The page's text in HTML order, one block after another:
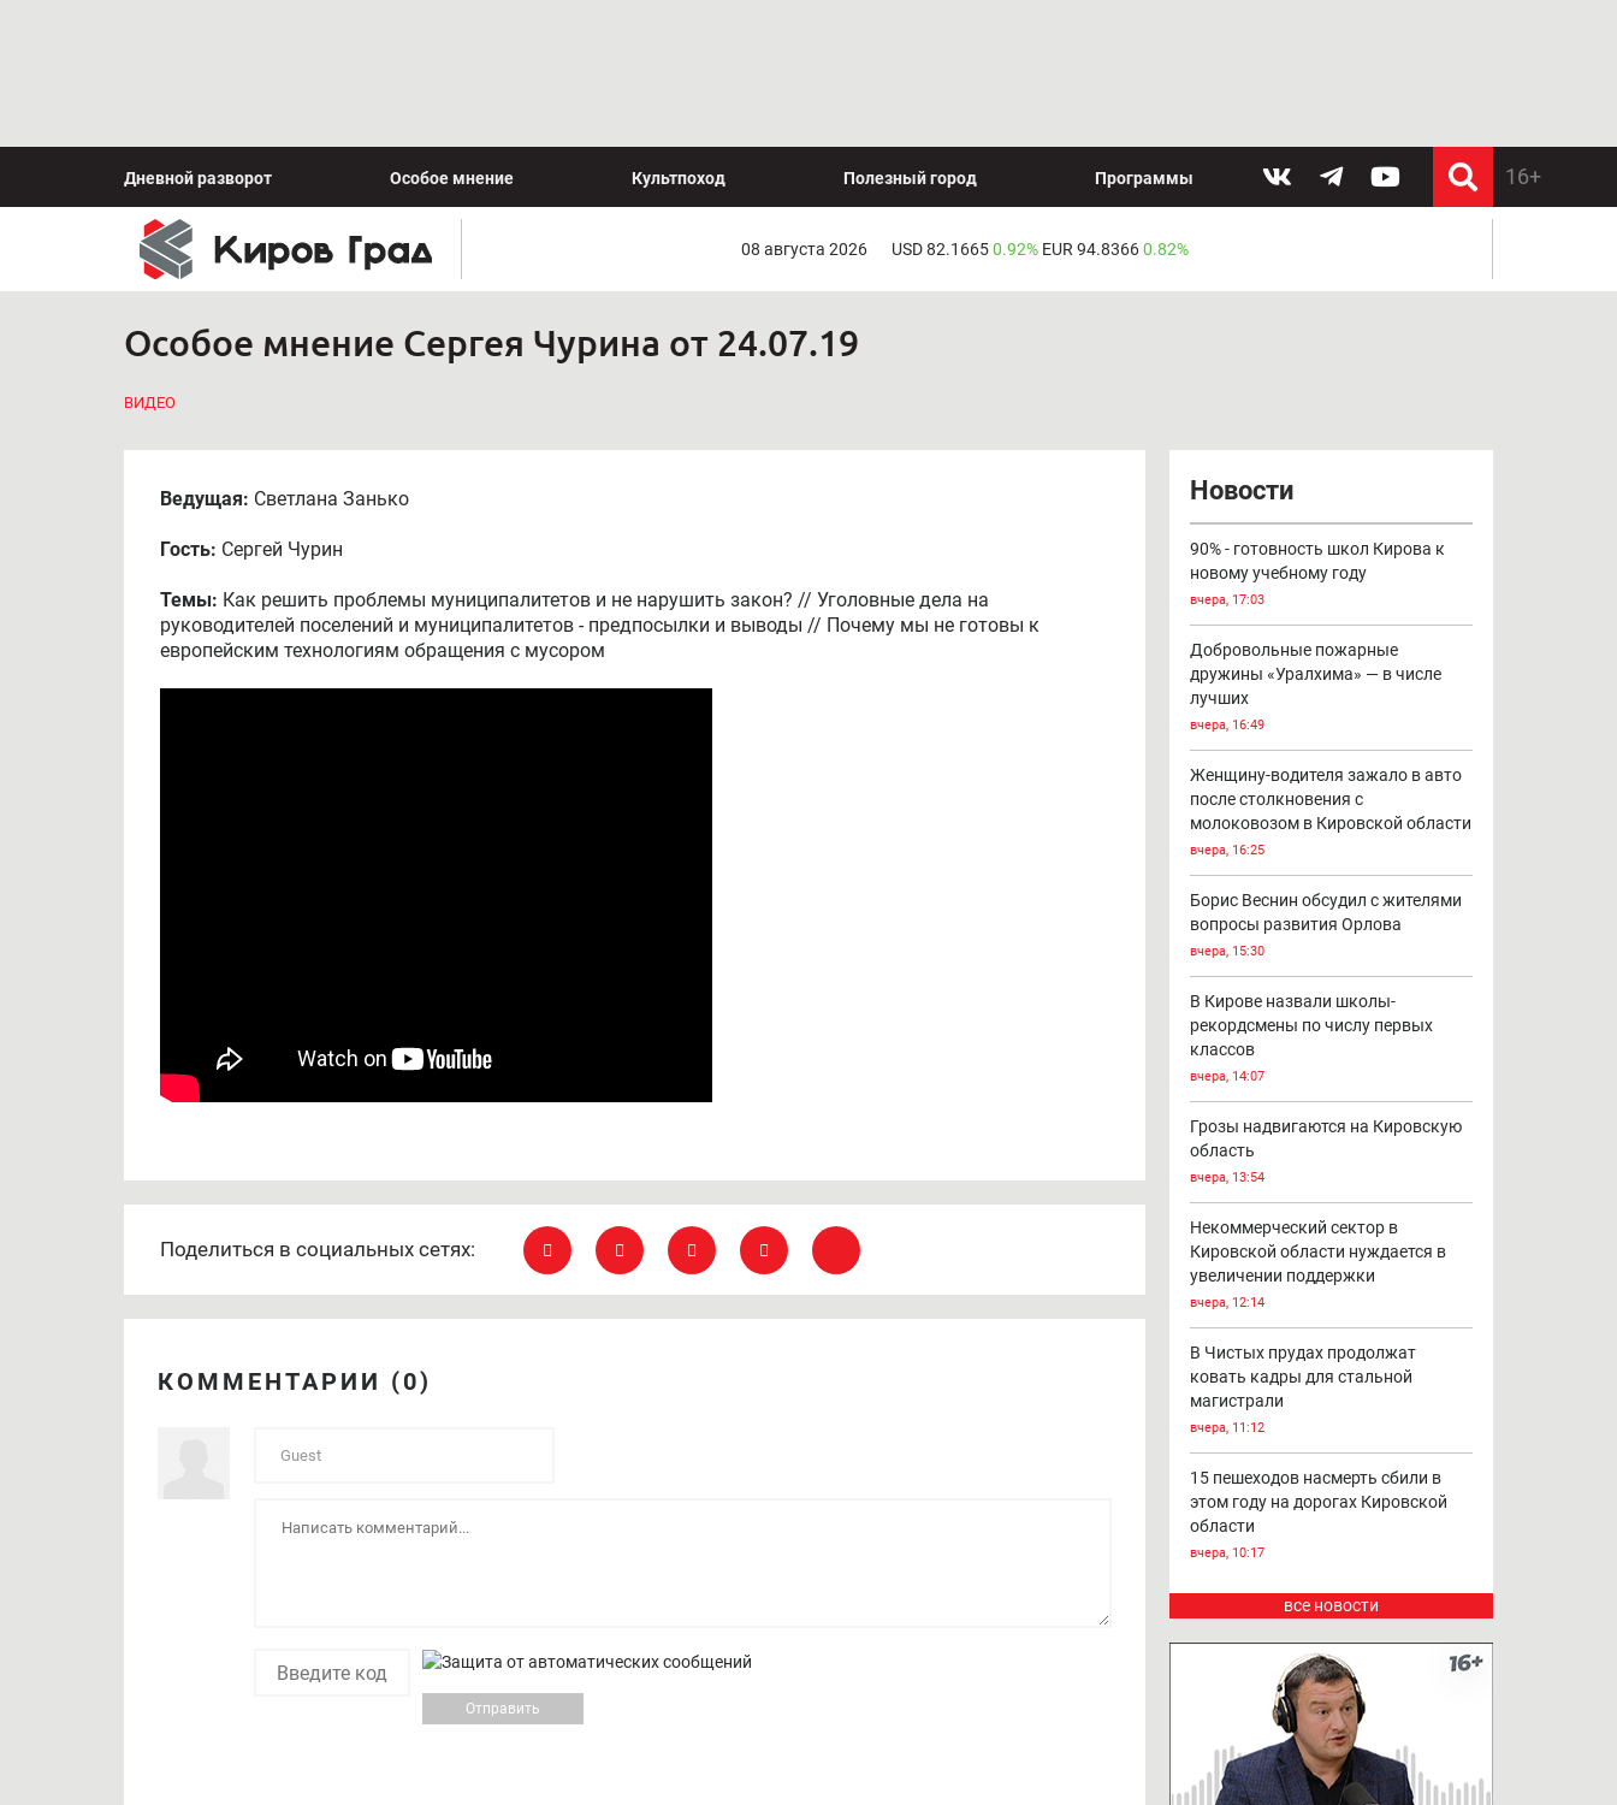
Дневной разворот Особое мнение Культпоход Полезный город Программы
08 августа 2026 USD 82.16650.92% EUR 94.83660.82%
Особое мнение Сергея Чурина от 24.07.19
ВИДЕО
Ведущая: Светлана Занько
Гость: Сергей Чурин
Темы: Как решить проблемы муниципалитетов и не нарушить закон? // Уголовные дела на
руководителей поселений и муниципалитетов - предпосылки и выводы // Почему мы не готовы к
европейским технологиям обращения с мусором
Поделиться в социальных сетях:
КОММЕНТАРИИ (0)
Новости
90% - готовность школ Кирова к
новому учебному году
вчера, 17:03
Добровольные пожарные
дружины «Уралхима» — в числе
лучших
вчера, 16:49
Женщину-водителя зажало в авто
после столкновения с
молоковозом в Кировской области
вчера, 16:25
Борис Веснин обсудил с жителями
вопросы развития Орлова
вчера, 15:30
В Кирове назвали школы-
рекордсмены по числу первых
классов
вчера, 14:07
Грозы надвигаются на Кировскую
область
вчера, 13:54
Некоммерческий сектор в
Кировской области нуждается в
увеличении поддержки
вчера, 12:14
В Чистых прудах продолжат
ковать кадры для стальной
магистрали
вчера, 11:12
15 пешеходов насмерть сбили в
этом году на дорогах Кировской
области
вчера, 10:17
все новости